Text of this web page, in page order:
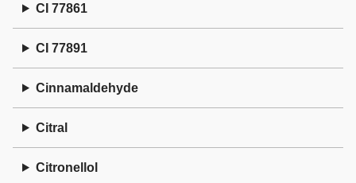
CI 77861
CI 77891
Cinnamaldehyde
Citral
Citronellol